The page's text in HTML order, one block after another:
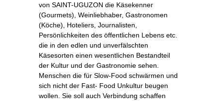
von SAINT-UGUZON die Käsekenner
(Gourmets), Weinliebhaber, Gastronomen
(Köche), Hoteliers, Journalisten,
Persönlichkeiten des öffentlichen Lebens etc.
die in den edlen und unverfälschten
Käsesorten einen wesentlichen Bestandteil
der Kultur und der Gastronomie sehen.
Menschen die für Slow-Food schwärmen und
sich nicht der Fast- Food Unkultur beugen
wollen. Sie soll auch Verbindung schaffen